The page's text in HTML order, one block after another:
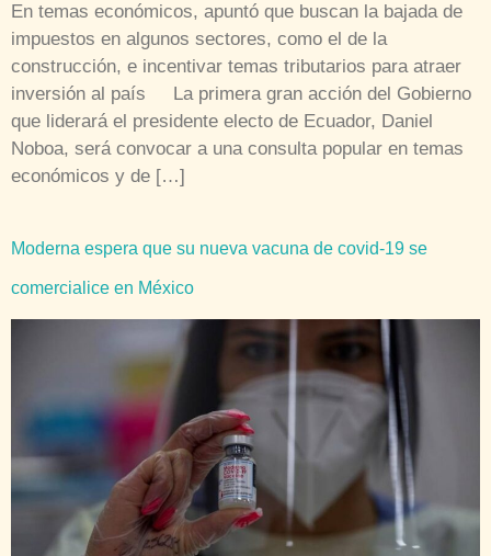
En temas económicos, apuntó que buscan la bajada de
impuestos en algunos sectores, como el de la
construcción, e incentivar temas tributarios para atraer
inversión al país La primera gran acción del Gobierno
que liderará el presidente electo de Ecuador, Daniel
Noboa, será convocar a una consulta popular en temas
económicos y de […]
Moderna espera que su nueva vacuna de covid-19 se
comercialice en México